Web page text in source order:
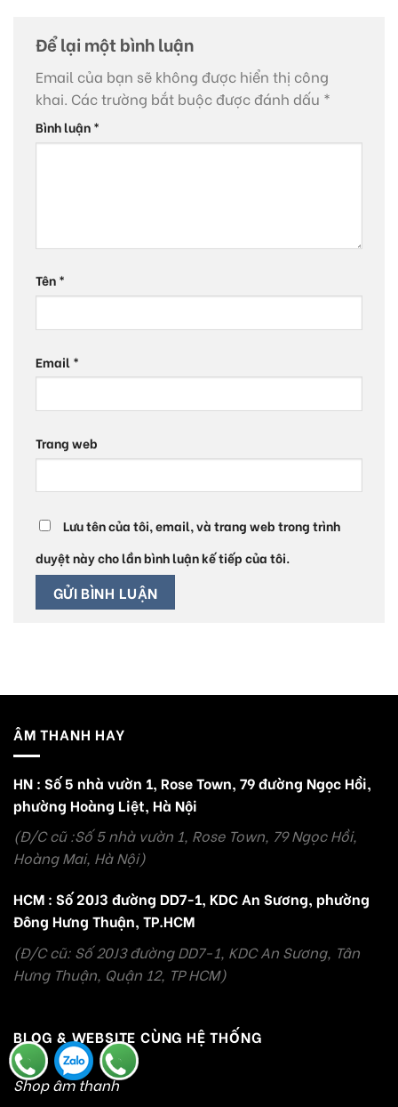
Để lại một bình luận
Email của bạn sẽ không được hiển thị công
khai. Các trường bắt buộc được đánh dấu *
Bình luận*
Tên*
Email *
Trang web
Lưu tên của tôi, email, và trang web trong trình
duyệt này cho lần bình luận kế tiếp của tôi.
ÂM THANH HAY
HN : Số 5 nhà vườn 1, Rose Town, 79 đường Ngọc Hồi,
phường Hoàng Liệt, Hà Nội
(Đ/C cũ :Số 5 nhà vườn 1, Rose Town, 79 Ngọc Hồi,
Hoàng Mai, Hà Nội)
HCM : Số 20J3 đường DD7-1, KDC An Sương, phường
Đông Hưng Thuận, TP.HCM
(Đ/C cũ: Số 20J3 đường DD7-1, KDC An Sương, Tân
Hưng Thuận, Quận 12, TP HCM)
BLOG & WEBSITE CÙNG HỆ THỐNG
Shop âm thanh